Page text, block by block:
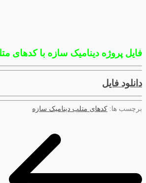
فایل پروژه دینامیک سازه با
دانلود فایل
برچسب ها: کدهای متلب دینامیک سازه